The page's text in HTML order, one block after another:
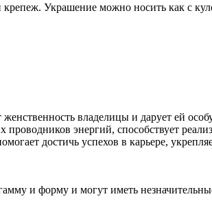
Украшение можно носить как с
владелицы и дарует ей
энергий, способствует
достичь успехов в карьере,
и форму и могут иметь незначительные